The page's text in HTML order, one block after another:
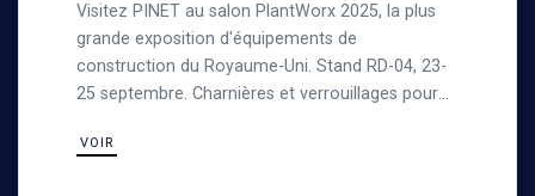
Visitez PINET au salon PlantWorx 2025, la plus
grande exposition d'équipements de
construction du Royaume-Uni. Stand RD-04, 23-
25 septembre. Charnières et verrouillages pour
VOIR